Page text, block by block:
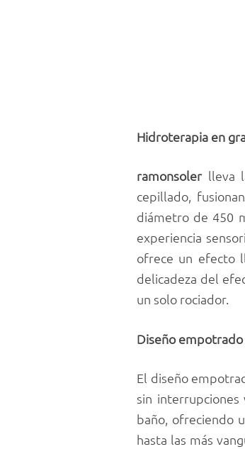
Hidroterapia en
ramonsoler lleva
cepillado,
diámetro de 450
experiencia
ofrece un efecto
delicadeza del
un solo rociador.
Diseño
El diseño
sin interrupciones
baño, ofreciendo
hasta las más